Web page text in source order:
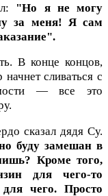
"Но я не могу
за меня! Я сам
В конце концов,
сливаться с
— все это
сказал дядя Су.
буду замешан в
Кроме того,
для чего-то
чего. Просто